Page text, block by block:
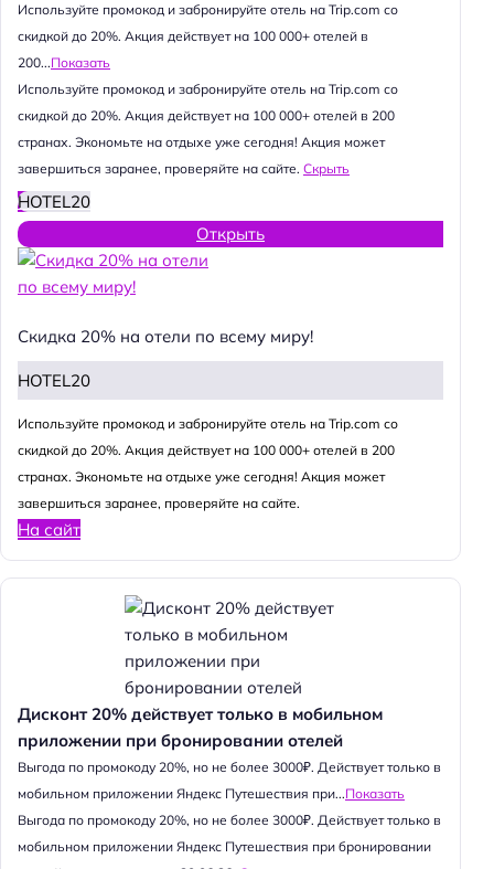
Используйте промокод и забронируйте отель на Trip.com со
скидкой до 20%. Акция действует на 100 000+ отелей в
200...Показать
Используйте промокод и забронируйте отель на Trip.com со
скидкой до 20%. Акция действует на 100 000+ отелей в 200
странах. Экономьте на отдыхе уже сегодня! Акция может
завершиться заранее, проверяйте на сайте. Скрыть
HOTEL20
Открыть
Скидка 20% на отели по всему миру!
HOTEL20
Используйте промокод и забронируйте отель на Trip.com со
скидкой до 20%. Акция действует на 100 000+ отелей в 200
странах. Экономьте на отдыхе уже сегодня! Акция может
завершиться заранее, проверяйте на сайте.
На сайт
Дисконт 20% действует только в мобильном
приложении при бронировании отелей
Выгода по промокоду 20%, но не более 3000₽. Действует только в
мобильном приложении Яндекс Путешествия при...Показать
Выгода по промокоду 20%, но не более 3000₽. Действует только в
мобильном приложении Яндекс Путешествия при бронировании